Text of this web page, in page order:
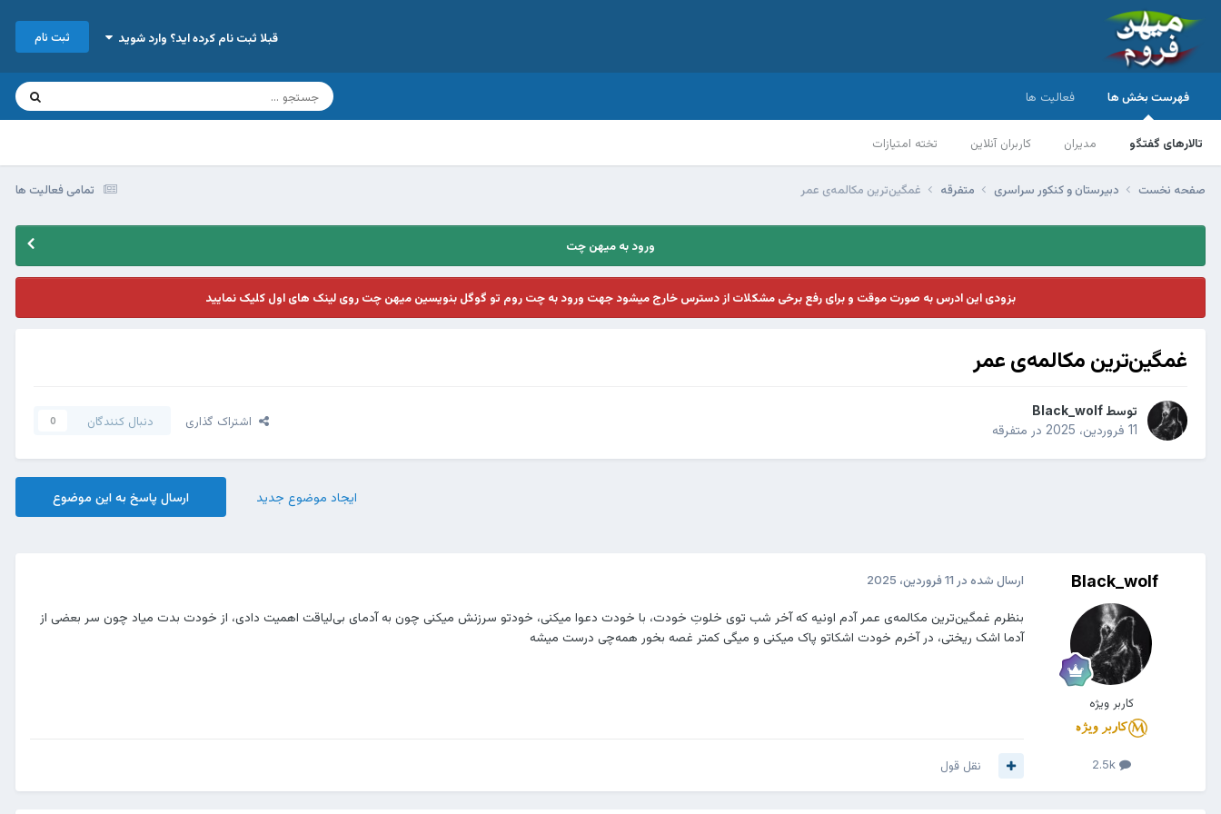
قبلا ثبت نام کرده اید؟ وارد شوید ثبت نام
فهرست بخش ها
تالارهای گفتگو مدیران کاربران آنلاین تخته امتیازات
فعالیت ها
تمامی فعالیت ها صفحه نخست دبیرستان و کنکور سراسری متفرقه غمگین‌ترین مکالمه‌ی عمر
ورود به میهن چت
بزودی این ادرس به صورت موقت و برای رفع برخی مشکلات از دسترس خارج میشود جهت ورود به چت روم تو گوگل بنویسین میهن چت روی لینک های اول کلیک نمایید
غمگین‌ترین مکالمه‌ی عمر
توسط Black_wolf
11 فروردین، 2025
در متفرقه
اشتراک گذاری دنبال کنندگان 0
ارسال پاسخ به این موضوع ایجاد موضوع جدید
Black_wolf
کاربر ویژه
2.5k
ارسال شده در 11 فروردین، 2025
بنظرم غمگین‌ترین مکالمه‌ی عمر آدم اونیه که آخر شب توی خلوتِ خودت، با خودت دعوا میکنی، خودتو سرزنش میکنی چون به آدمای بی‌لیاقت اهمیت دادی، از خودت بدت میاد چون سر بعضی از
آدما اشک ریختی، در آخرم خودت اشکاتو پاک میکنی و میگی کمتر غصه بخور همه‌چی درست میشه
نقل قول